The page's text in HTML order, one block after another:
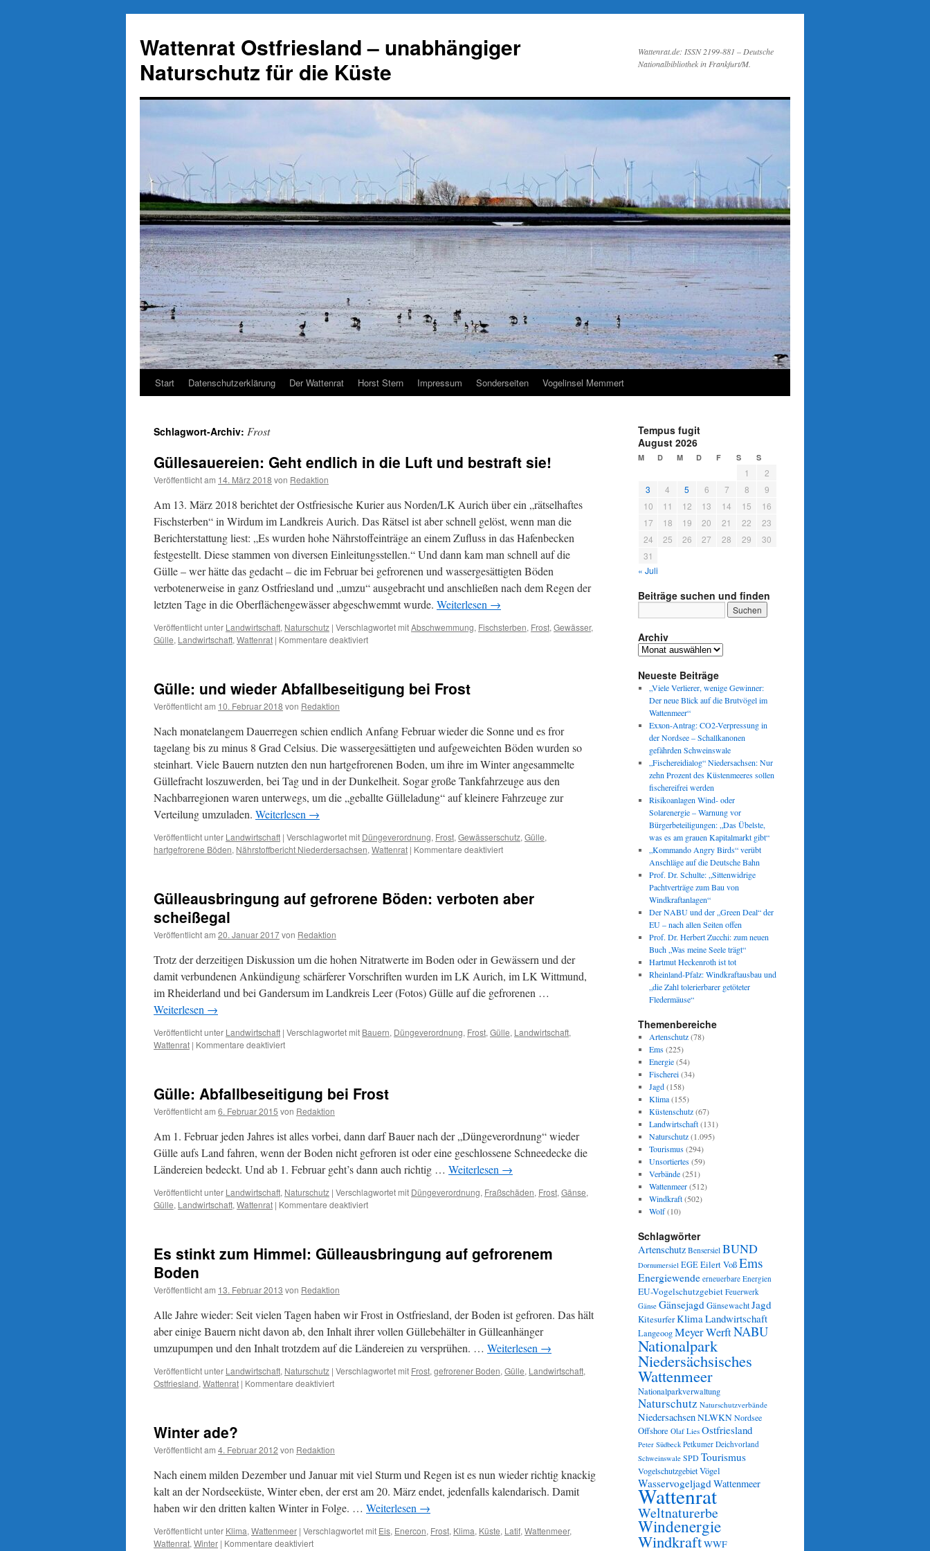
springen
Wattenrat Ostfriesland – unabhängiger
Naturschutz für die Küste
Wattenrat.de: ISSN 2199-881 – Deutsche
Nationalbibliothek in Frankfurt/M.
Start Datenschutzerklärung Der Wattenrat Horst Stern Impressum Sonderseiten Vogelinsel Memmert
Schlagwort-Archiv: Frost
Güllesauereien: Geht endlich in die Luft und bestraft sie!
Veröffentlicht am 14. März 2018 von Redaktion
Am 13. März 2018 berichtet der Ostfriesische Kurier aus Norden/LK Aurich über ein „rätselhaftes
Fischsterben“ in Wirdum im Landkreis Aurich. Das Rätsel ist aber schnell gelöst, wenn man die
Berichterstattung liest: „Es wurden hohe Nährstoffeinträge an einem Zufluss in das Hafenbecken
festgestellt. Diese stammen von diversen Einleitungsstellen.“ Und dann kam man schnell auf die
Gülle – wer hätte das gedacht – die im Februar bei gefrorenen und wassergesättigten Böden
verbotenerweise in ganz Ostfriesland und „umzu“ ausgebracht und anschließen nach dem Regen der
letzten Tage in die Oberflächengewässer abgeschwemmt wurde. Weiterlesen →
Veröffentlicht unter Landwirtschaft, Naturschutz | Verschlagwortet mitAbschwemmung, Fischsterben, Frost, Gewässer,
Gülle, Landwirtschaft, Wattenrat | Kommentare deaktiviertfür
in
die
und
bestraft
sie!
Gülle: und wieder Abfallbeseitigung bei Frost
Veröffentlicht am 10. Februar 2018 von Redaktion
Nach monatelangem Dauerregen schien endlich Anfang Februar wieder die Sonne und es fror
tagelang bis zu minus 8 Grad Celsius. Die wassergesättigten und aufgeweichten Böden wurden so
steinhart. Viele Bauern nutzten den nun hartgefrorenen Boden, um ihre im Winter angesammelte
Güllefracht loszuwerden, bei Tag und in der Dunkelheit. Sogar große Tankfahrzeuge aus den
Nachbarregionen waren unterwegs, um die „geballte Gülleladung“ auf kleinere Fahrzeuge zur
Verteilung umzuladen. Weiterlesen →
Veröffentlicht unter Landwirtschaft | Verschlagwortet mit Düngeverordnung, Frost, Gewässerschutz, Gülle,
hartgefrorene Böden, Nährstoffbericht Niederdersachsen, Wattenrat | Kommentare deaktiviertfür
Abfallbeseitigung
Gülleausbringung auf gefrorene Böden: verboten aber
scheißegal
Veröffentlicht am 20. Januar 2017von Redaktion
Trotz der derzeitigen Diskussion um die hohen Nitratwerte im Boden oder in Gewässern und der
damit verbundenen Ankündigung schärferer Vorschriften wurden im LK Aurich, im LK Wittmund,
im Rheiderland und bei Gandersum im Landkreis Leer (Fotos) Gülle auf die gefrorenen …
Weiterlesen →
Veröffentlicht unter Landwirtschaft | Verschlagwortet mit Bauern, Düngeverordnung, Frost, Gülle, Landwirtschaft,
Wattenrat | Kommentare deaktiviertfür
Böden:
verboten
aber
scheißegal
Gülle: Abfallbeseitigung bei Frost
Veröffentlicht am 6. Februar 2015 von Redaktion
Am 1. Februar jeden Jahres ist alles vorbei, dann darf Bauer nach der „Düngeverordnung“ wieder
Gülle aufs Land fahren, wenn der Boden nicht gefroren ist oder eine geschlossene Schneedecke die
Ländereien bedeckt. Und ab 1. Februar geht’s dann auch richtig … Weiterlesen →
Veröffentlicht unter Landwirtschaft, Naturschutz | Verschlagwortet mit Düngeverordnung, Fraßschäden, Frost, Gänse,
Gülle, Landwirtschaft, Wattenrat | Kommentare deaktiviertfür
Frost
Es stinkt zum Himmel: Gülleausbringung auf gefrorenem
Boden
Veröffentlicht am 13. Februar 2013 von Redaktion
Alle Jahre wieder: Seit vielen Tagen haben wir Frost in Ostfriesland, der Boden ist gefroren. Das hält
aber einige Bauern nicht davon ab, den Inhalt ihrer vollen Güllebehälter in Gülleanhänger
umzupumpen und den Inhalt trotzdem auf die Ländereien zu versprühen. … Weiterlesen →
Veröffentlicht unter Landwirtschaft, Naturschutz | Verschlagwortet mit Frost, gefrorener Boden, Gülle, Landwirtschaft,
Ostfriesland, Wattenrat | Kommentare deaktiviertfür
auf
gefrorenem
Boden
Winter ade?
Veröffentlicht am 4. Februar 2012 von Redaktion
Nach einem milden Dezember und Januar mit viel Sturm und Regen ist es nun wieder richtig knackig
kalt an der Nordseeküste, Winter eben, der erst am 20. März endet, jedenfalls kalendarisch. Damit
haben wir den dritten kalten Winter in Folge. … Weiterlesen →
Veröffentlicht unter Klima, Wattenmeer | Verschlagwortet mit Eis, Enercon, Frost, Klima, Küste, Latif, Wattenmeer,
Wattenrat, Winter | Kommentare deaktiviertfür
Tempus fugit
August 2026
M D M D F S S
1
2
3
4 5 6 7 8
9
10
11 12 13 14 15
16
17
18 19 20 21 22
23
24
25 26 27 28 29
30
31
« Juli
Beiträge suchen und finden
Archiv
Archiv
Neueste Beiträge
„Viele Verlierer, wenige Gewinner:
Der neue Blick auf die Brutvögel im
Wattenmeer“
Exxon-Antrag: CO2-Verpressung in
der Nordsee – Schallkanonen
gefährden Schweinswale
„Fischereidialog“ Niedersachsen: Nur
zehn Prozent des Küstenmeeres sollen
fischereifrei werden
Risikoanlagen Wind- oder
Solarenergie – Warnung vor
Bürgerbeteiligungen: „Das Übelste,
was es am grauen Kapitalmarkt gibt“
„Kommando Angry Birds“ verübt
Anschläge auf die Deutsche Bahn
Prof. Dr. Schulte: „Sittenwidrige
Pachtverträge zum Bau von
Windkraftanlagen“
Der NABU und der „Green Deal“ der
EU – nach allen Seiten offen
Prof. Dr. Herbert Zucchi: zum neuen
Buch „Was meine Seele trägt“
Hartmut Heckenroth ist tot
Rheinland-Pfalz: Windkraftausbau und
„die Zahl tolerierbarer getöteter
Fledermäuse“
Themenbereiche
Artenschutz(78)
Ems(225)
Energie(54)
Fischerei(34)
Jagd(158)
Klima(155)
Küstenschutz(67)
Landwirtschaft(131)
Naturschutz(1.095)
Tourismus(294)
Unsortiertes(59)
Verbände(251)
Wattenmeer(512)
Windkraft(502)
Wolf(10)
Schlagwörter
Artenschutz Bensersiel BUND
Dornumersiel EGEEilert VoßEms
Energiewende erneuerbare Energien
EU-Vogelschutzgebiet Feuerwerk
Gänse GänsejagdGänsewachtJagd
KitesurferKlimaLandwirtschaft
LangeoogMeyer WerftNABU
Nationalpark
Niedersächsisches
Wattenmeer
Nationalparkverwaltung
Naturschutz Naturschutzverbände
NiedersachsenNLWKNNordsee
Offshore Olaf Lies Ostfriesland
Peter Südbeck Petkumer Deichvorland
Schweinswale SPDTourismus
VogelschutzgebietVögel
WasservogeljagdWattenmeer
Wattenrat
Weltnaturerbe
Windenergie
WindkraftWWF